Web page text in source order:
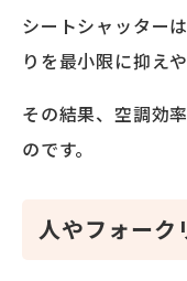
シートシャッター
りを最小限に抑え
その結果、空調効
のです。
人やフォーク